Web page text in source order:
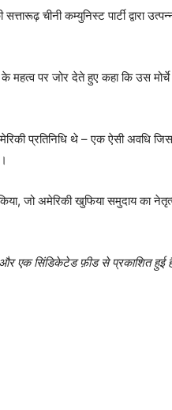
चीनी कम्युनिस्ट पार्टी द्वारा
पर जोर देते हुए कहा कि उस मोर्चे
प्रतिनिधि थे – एक ऐसी अवधि
जो अमेरिकी खुफिया समुदाय का
है और एक सिंडिकेटेड फ़ीड से प्रकाशित हुई